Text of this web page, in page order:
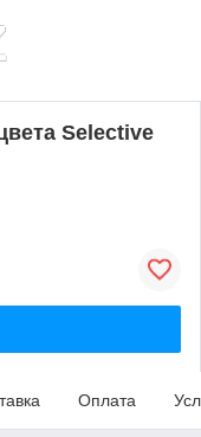
Selective
Оплата